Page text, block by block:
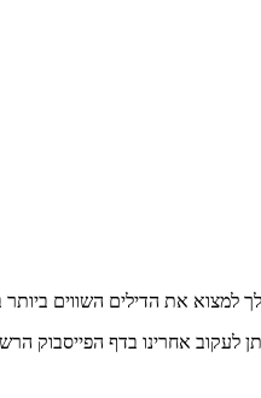
למצוא את הדילים השווים
לעקוב אחרינו בדף הפייסבוק